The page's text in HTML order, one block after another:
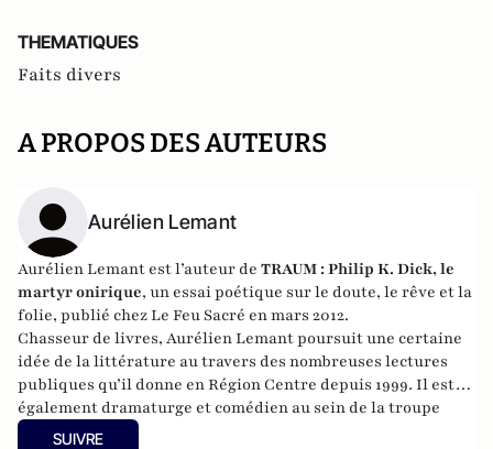
THEMATIQUES
Faits divers
A PROPOS DES AUTEURS
Aurélien Lemant
Aurélien Lemant est l’auteur de TRAUM : Philip K. Dick, le
martyr onirique, un essai poétique sur le doute, le rêve et la
folie, publié chez Le Feu Sacré en mars 2012.
Chasseur de livres, Aurélien Lemant poursuit une certaine
idée de la littérature au travers des nombreuses lectures
publiques qu’il donne en Région Centre depuis 1999. Il est
également dramaturge et comédien au sein de la troupe
de
La Carcasse ! Bactérie Théâtrale
SUIVRE